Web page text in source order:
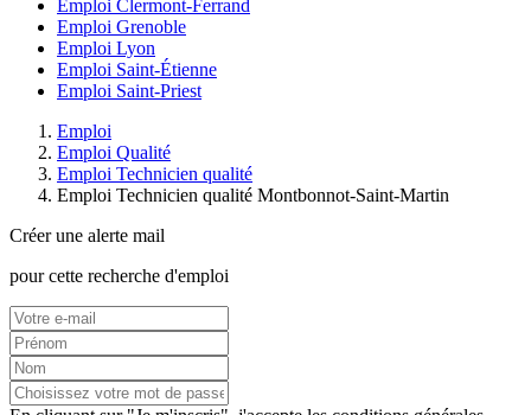
Emploi Clermont-Ferrand
Emploi Grenoble
Emploi Lyon
Emploi Saint-Étienne
Emploi Saint-Priest
Emploi
Emploi Qualité
Emploi Technicien qualité
Emploi Technicien qualité Montbonnot-Saint-Martin
Créer une alerte mail
pour cette recherche d'emploi